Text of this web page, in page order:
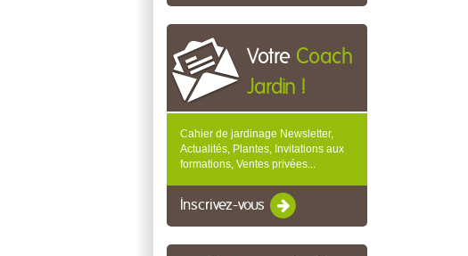
Votre Coach
Jardin !
Cahier de jardinage Newsletter,
Actualités, Plantes, Invitations aux
formations, Ventes privées...
Inscrivez-vous